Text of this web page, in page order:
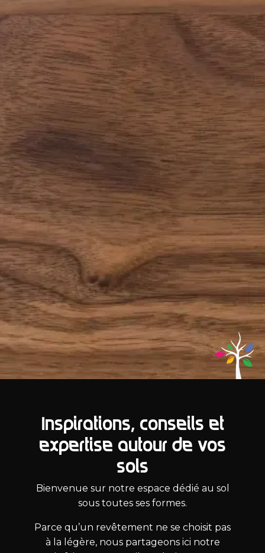
Inspirations, conseils et
expertise autour de vos
sols
Bienvenue sur notre espace dédié au sol
sous toutes ses formes.
Parce qu’un revêtement ne se choisit pas
à la légère, nous partageons ici notre